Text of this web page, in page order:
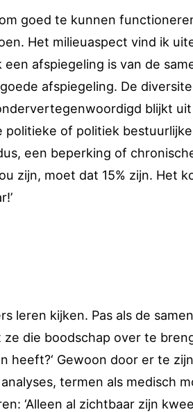
goed te kunnen
Het milieuaspect vind ik
afspiegeling is van de
afspiegeling. De
blijkt uit
politieke of politiek
een beperking of
zijn, moet dat 15% zijn. Het
leren kijken. Pas als de
die boodschap over te
Gewoon door er te
termen als medisch
‘Alleen al zichtbaar zijn